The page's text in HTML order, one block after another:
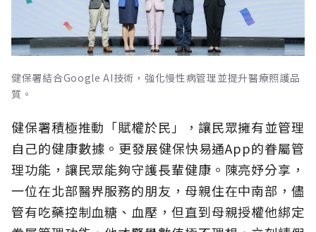
健保署結合Google AI技術，強化慢性病管理並提升醫療照護品
質。
健保署積極推動「賦權於民」，讓民眾擁有並管理
自己的健康數據。更發展健保快易通App的眷屬管
理功能，讓民眾能夠守護長輩健康。陳亮妤分享，
一位在北部醫界服務的朋友，母親住在中南部，儘
管有吃藥控制血糖、血壓，但直到母親授權他綁定